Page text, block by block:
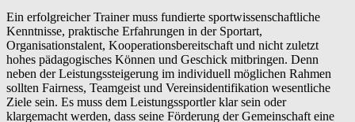
Ein erfolgreicher Trainer muss fundierte sportwissenschaftliche
Kenntnisse, praktische Erfahrungen in der Sportart,
Organisationstalent, Kooperationsbereitschaft und nicht zuletzt
hohes pädagogisches Können und Geschick mitbringen. Denn
neben der Leistungssteigerung im individuell möglichen Rahmen
sollten Fairness, Teamgeist und Vereinsidentifikation wesentliche
Ziele sein. Es muss dem Leistungssportler klar sein oder
klargemacht werden, dass seine Förderung der Gemeinschaft eine